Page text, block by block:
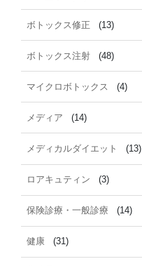
ボトックス修正 (13)
ボトックス注射 (48)
マイクロボトックス (4)
メディア (14)
メディカルダイエット (13)
ロアキュティン (3)
保険診療・一般診療 (14)
健康 (31)